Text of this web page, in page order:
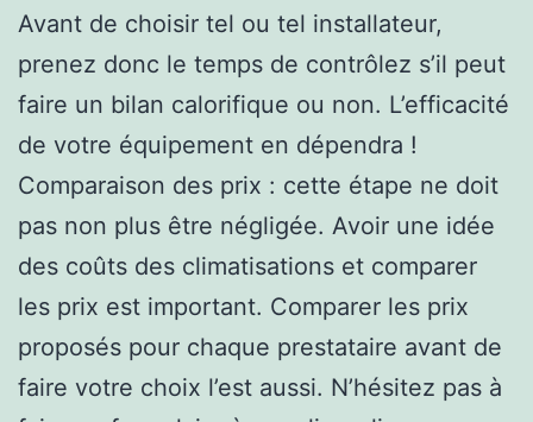
Avant de choisir tel ou tel installateur,
prenez donc le temps de contrôlez s’il peut
faire un bilan calorifique ou non. L’efficacité
de votre équipement en dépendra !
Comparaison des prix : cette étape ne doit
pas non plus être négligée. Avoir une idée
des coûts des climatisations et comparer
les prix est important. Comparer les prix
proposés pour chaque prestataire avant de
faire votre choix l’est aussi. N’hésitez pas à